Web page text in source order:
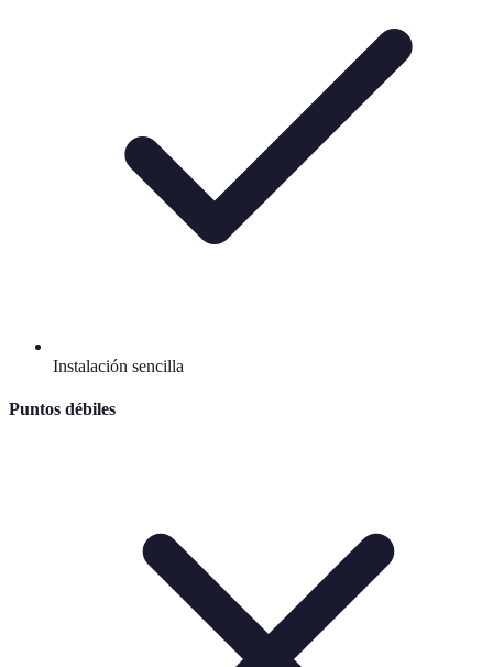
Instalación sencilla
Puntos débiles